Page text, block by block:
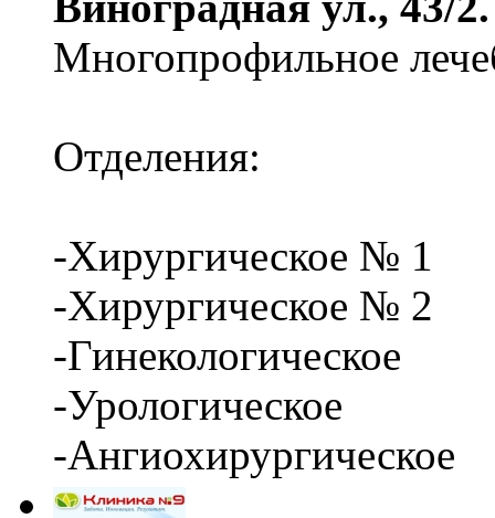
Многопрофильное
Отделения:
-Хирургическое № 1
-Хирургическое № 2
-Гинекологическое
-Урологическое
-Ангиохирургическое